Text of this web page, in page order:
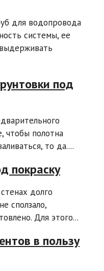
для водопровода
системы, ее
под
чтобы полотна
то да....
покраску
долго
сползало,
Для этого...
в пользу